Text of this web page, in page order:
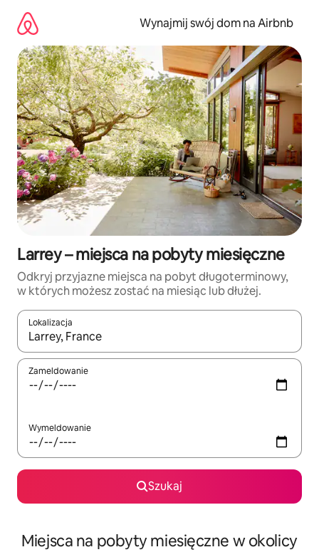
treści
Wynajmij swój dom na Airbnb
Larrey – miejsca na pobyty miesięczne
Odkryj przyjazne miejsca na pobyt długoterminowy,
w których możesz zostać na miesiąc lub dłużej.
Lokalizacja
Gdy wyniki będą dostępne, możesz poruszać się po nich za
Zameldowanie
Wymeldowanie
Szukaj
Miejsca na pobyty miesięczne w okolicy